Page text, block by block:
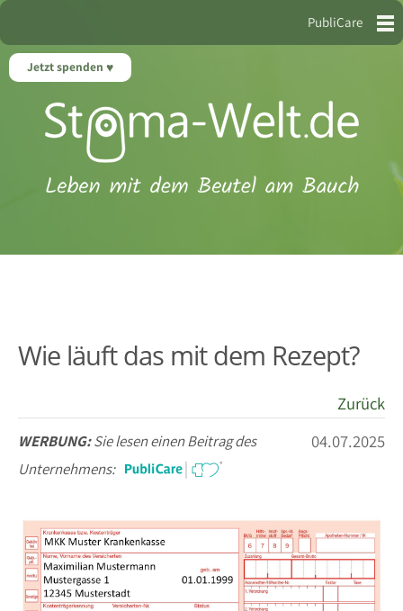
Jetzt spenden
PubliCare
Wie läuft das mit dem Rezept?
Zurück
04.07.2025
WERBUNG:Sie lesen einen Beitrag des
Unternehmens: